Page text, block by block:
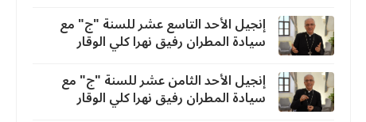
إنجيل الأحد التاسع عشر للسنة "ج" مع
سيادة المطران رفيق نهرا كلي الوقار
إنجيل الأحد الثامن عشر للسنة "ج" مع
سيادة المطران رفيق نهرا كلي الوقار